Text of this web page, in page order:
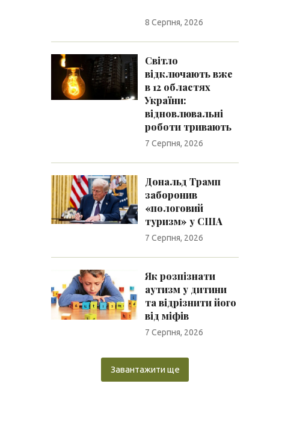
8 Серпня, 2026
Світло
відключають вже
в 12 областях
України:
відновлювальні
роботи тривають
7 Серпня, 2026
Дональд Трамп
заборонив
«пологовий
туризм» у США
7 Серпня, 2026
Як розпізнати
аутизм у дитини
та відрізнити його
від міфів
7 Серпня, 2026
Завантажити ще